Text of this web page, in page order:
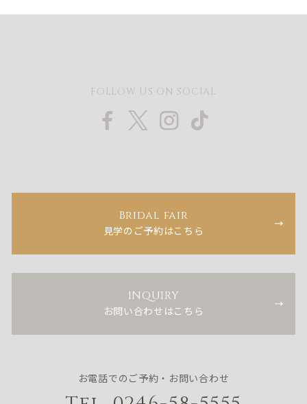
FOLLOW US ON SOCIAL
Bridal fair
見学のご予約はこちら
INQUIRY
お問い合わせはこちら
お電話でのご予約・お問い合わせ